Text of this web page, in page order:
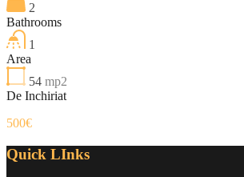
2
Bathrooms
1
Area
54 mp2
De Inchiriat
500€
Quick LInks